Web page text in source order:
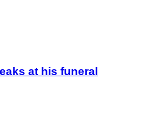
at his funeral